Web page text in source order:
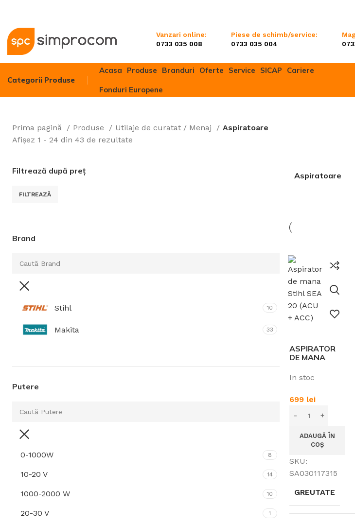
Vanzari online:
0733 035 008
Piese de schimb/service:
0733 035 004
Categorii Produse
Motocultivatoare/Motocultoare
Utilaje de gard viu și arbuști
Mori /
Acasa Produse Branduri Oferte Service SICAP Cariere
Fonduri Europene
Prima pagină Produse Utilaje de curatat / Menaj
Aspiratoare
Afișez 1 - 24 din 43 de rezultate
Filtrează după preț
FILTREAZĂ
Brand
Stihl 10
Makita 33
Putere
0-1000W 8
10-20 V 14
1000-2000 W 10
20-30 V 1
Aspiratoare
ASPIRATOR
DE MANA
SET (
In stoc
699 lei
ADAUGĂ ÎN
COȘ
SKU:
SA030117315
GREUTATE